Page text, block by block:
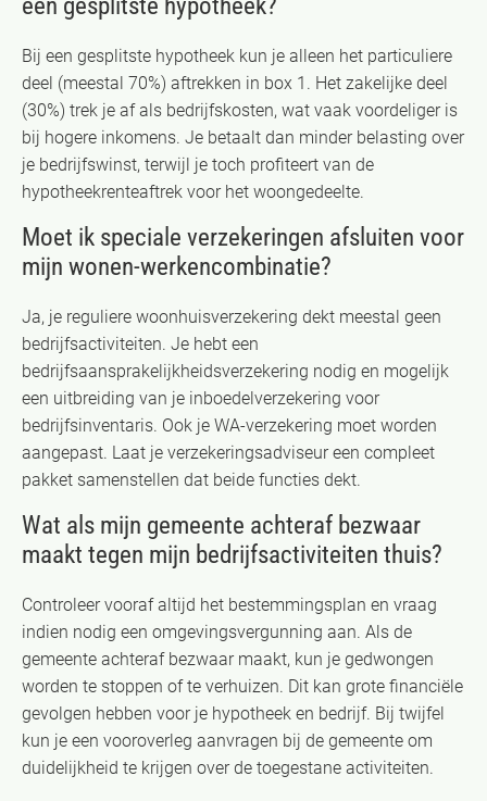
een gesplitste hypotheek?
Bij een gesplitste hypotheek kun je alleen het particuliere
deel (meestal 70%) aftrekken in box 1. Het zakelijke deel
(30%) trek je af als bedrijfskosten, wat vaak voordeliger is
bij hogere inkomens. Je betaalt dan minder belasting over
je bedrijfswinst, terwijl je toch profiteert van de
hypotheekrenteaftrek voor het woongedeelte.
Moet ik speciale verzekeringen afsluiten voor
mijn wonen-werkencombinatie?
Ja, je reguliere woonhuisverzekering dekt meestal geen
bedrijfsactiviteiten. Je hebt een
bedrijfsaansprakelijkheidsverzekering nodig en mogelijk
een uitbreiding van je inboedelverzekering voor
bedrijfsinventaris. Ook je WA-verzekering moet worden
aangepast. Laat je verzekeringsadviseur een compleet
pakket samenstellen dat beide functies dekt.
Wat als mijn gemeente achteraf bezwaar
maakt tegen mijn bedrijfsactiviteiten thuis?
Controleer vooraf altijd het bestemmingsplan en vraag
indien nodig een omgevingsvergunning aan. Als de
gemeente achteraf bezwaar maakt, kun je gedwongen
worden te stoppen of te verhuizen. Dit kan grote financiële
gevolgen hebben voor je hypotheek en bedrijf. Bij twijfel
kun je een vooroverleg aanvragen bij de gemeente om
duidelijkheid te krijgen over de toegestane activiteiten.